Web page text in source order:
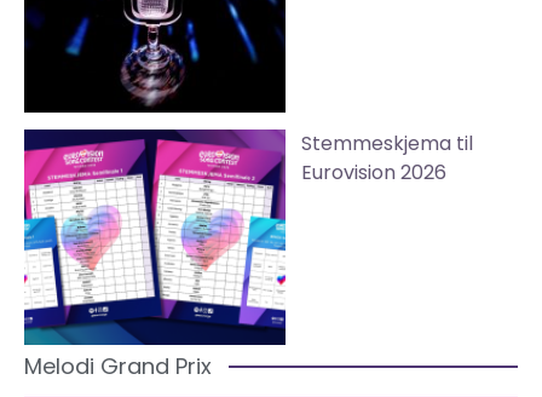
Stemmeskjema til
Eurovision 2026
Melodi Grand Prix